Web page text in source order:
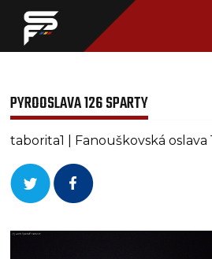
PYROOSLAVA 126 SPARTY
taborita1 | Fanouškovská oslava